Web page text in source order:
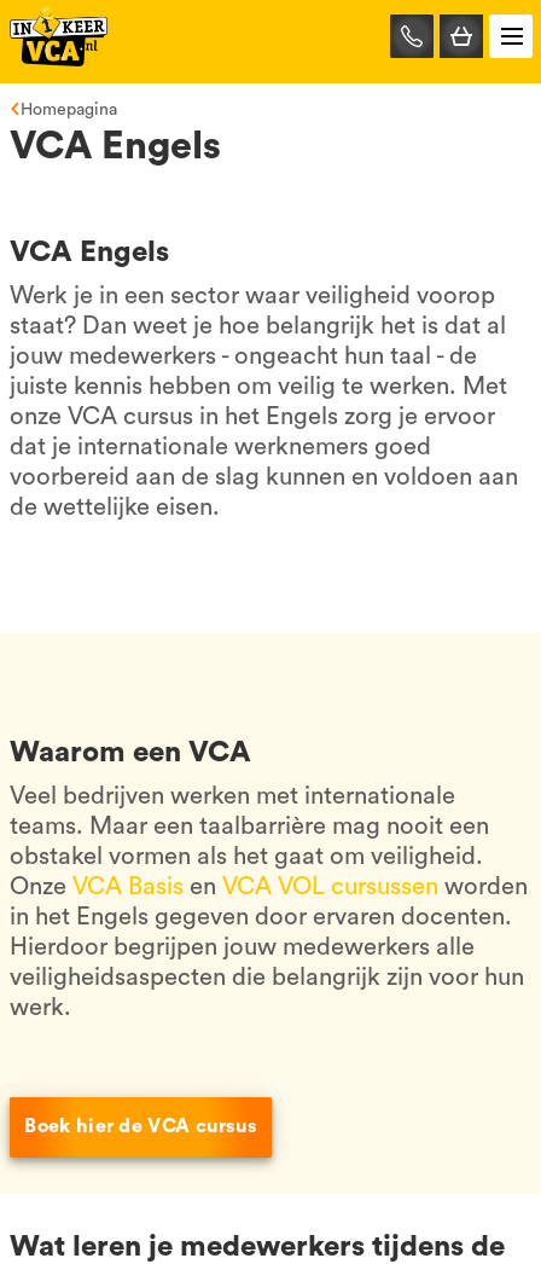
085-
0667401
Homepagina
VCA Engels
VCA Engels
Werk je in een sector waar veiligheid voorop
staat? Dan weet je hoe belangrijk het is dat al
jouw medewerkers - ongeacht hun taal - de
juiste kennis hebben om veilig te werken. Met
onze VCA cursus in het Engels zorg je ervoor
dat je internationale werknemers goed
voorbereid aan de slag kunnen en voldoen aan
de wettelijke eisen.
Waarom een VCA
Veel bedrijven werken met internationale
teams. Maar een taalbarrière mag nooit een
obstakel vormen als het gaat om veiligheid.
Onze VCA Basisen VCA VOL cursussen worden
in het Engels gegeven door ervaren docenten.
Hierdoor begrijpen jouw medewerkers alle
veiligheidsaspecten die belangrijk zijn voor hun
werk.
Boek hier de VCA cursus
Wat leren je medewerkers tijdens de